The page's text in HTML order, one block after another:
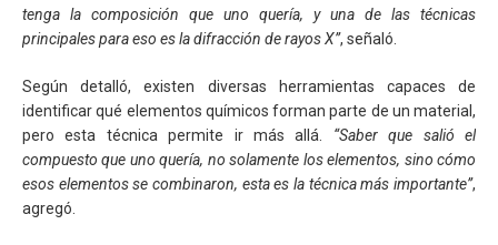
tenga la composición que uno quería, y una de las técnicas
principales para eso es la difracción de rayos X”, señaló.
Según detalló, existen diversas herramientas capaces de
identificar qué elementos químicos forman parte de un material,
pero esta técnica permite ir más allá. “Saber que salió el
compuesto que uno quería, no solamente los elementos, sino cómo
esos elementos se combinaron, esta es la técnica más importante”,
agregó.